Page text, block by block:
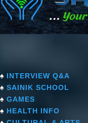
♠ INTERVIEW Q&A
♠ SAINIK SCHOOL
♠ GAMES
♠ HEALTH INFO